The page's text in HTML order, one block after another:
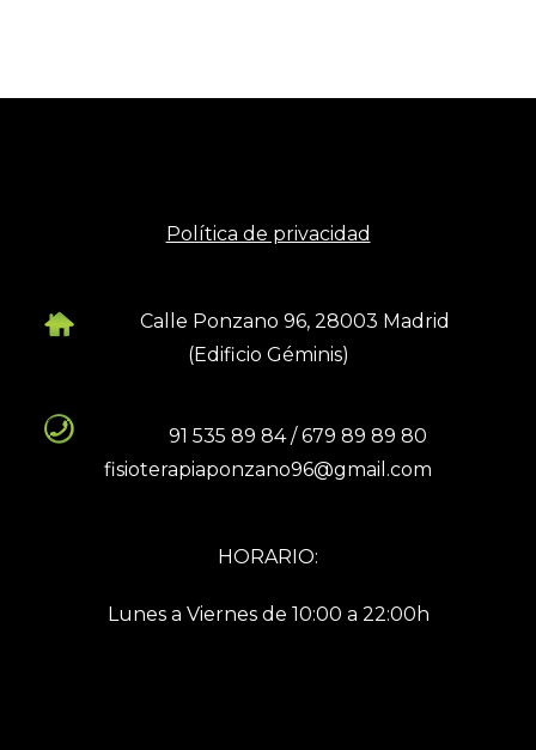
Política de privacidad
Calle Ponzano 96, 28003 Madrid
(Edificio Géminis)
91 535 89 84 / 679 89 89 80
fisioterapiaponzano96@gmail.com
HORARIO:
Lunes a Viernes de 10:00 a 22:00h